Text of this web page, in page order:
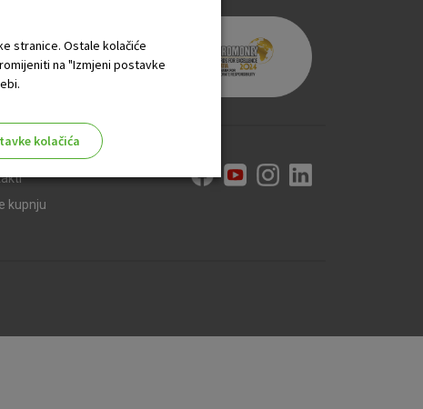
kupnju
stranice. Ostale kolačiće
na "Izmjeni postavke
kolačića